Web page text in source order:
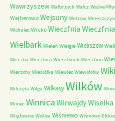
Wawrzyszew Wałbrzych Wałcz Ważne
Wejherowo Wejsuny Welzow Wereszczyn
Wichulec Wicko Wieczfnia
Wielbark Wieleń Wielgie Wieliszew
Wierzba Wierzbica Wierzbinek Wierzbno
Wierzchy Wiesiółka Wiewiec Wiewiórów
Wilczęta Wilga WilkasyWilków
Winiec Winnica WirwajdyWisełka
Więcławice Wiślica Wiśniewo Wiśniowo Ełckie